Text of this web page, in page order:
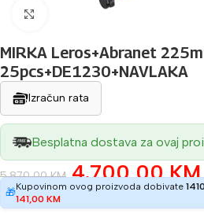
Povećaj sliku
MIRKA Leros+Abranet
25pcs+DE1230+NAVLAKA
Izračun rata
Besplatna dostava za ovaj
5.870,00KM 4.700,00KM
🎁Kupovinom ovog proizvoda dobivate
141,00 KM